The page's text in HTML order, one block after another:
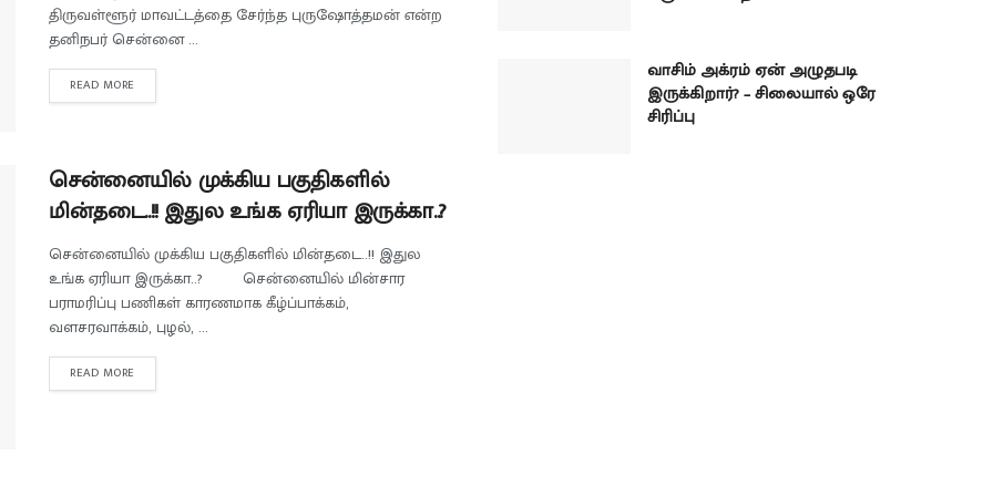
திருவள்ளூர் மாவட்டத்தை சேர்ந்த புருஷோத்தமன் என்ற
தனிநபர் சென்னை ...
READ MORE
சென்னையில் முக்கிய பகுதிகளில்
மின்தடை..!! இதுல உங்க ஏரியா இருக்கா..?
சென்னையில் முக்கிய பகுதிகளில் மின்தடை..!! இதுல
உங்க ஏரியா இருக்கா..? சென்னையில் மின்சார
பராமரிப்பு பணிகள் காரணமாக கீழ்ப்பாக்கம்,
வளசரவாக்கம், புழல், ...
READ MORE
வாசிம் அக்ரம் ஏன் அழுதபடி
இருக்கிறார்? – சிலையால் ஒரே
சிரிப்பு